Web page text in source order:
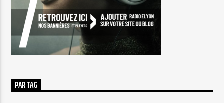
PAR TAG